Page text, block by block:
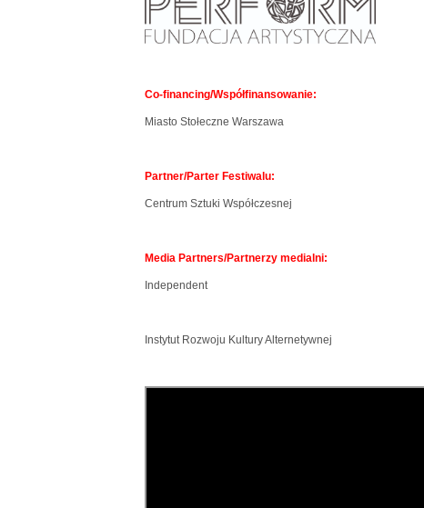
Co-financing/Współfinansowanie:
Miasto Stołeczne Warszawa
Partner/Parter Festiwalu:
Centrum Sztuki Współczesnej
Media Partners/Partnerzy medialni:
Independent
Instytut Rozwoju Kultury Alternetywnej